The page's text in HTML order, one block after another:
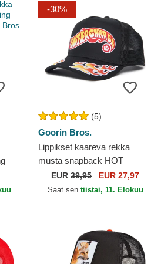
-30%
(5)
Goorin Bros.
Lippikset kaareva rekka
musta snapback HOT
HEADZ Supercharged The
Farm Goorin Bros.
EUR 39,95 EUR 27,97
Saat sen tiistai, 11. Elokuu